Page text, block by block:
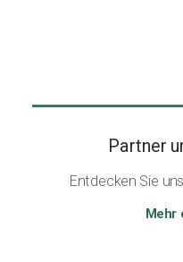
Partner
Entdecken Sie
Mehr